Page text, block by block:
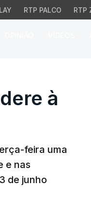
RTP PALCO RTP
à
à
feira uma
e nas
de junho